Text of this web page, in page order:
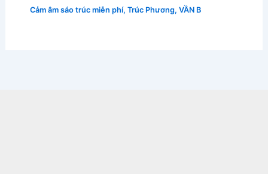
Cảm âm sáo trúc miễn phí, Trúc Phương, VẦN B